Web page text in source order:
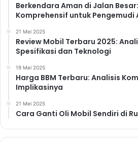
Berkendara Aman di Jalan
Komprehensif untuk Pengemudi
21 Mei 2025
Review Mobil Terbaru 2025:
Spesifikasi dan Teknologi
19 Mei 2025
Harga BBM Terbaru: Analisis
Implikasinya
21 Mei 2025
Cara Ganti Oli Mobil Sendiri di